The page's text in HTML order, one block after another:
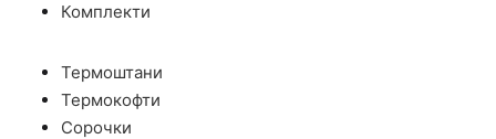
Комплекти
Термоштани
Термокофти
Сорочки